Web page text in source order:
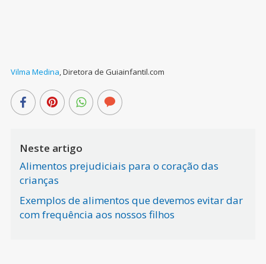
Vilma Medina,Diretora de Guiainfantil.com
Neste artigo
Alimentos prejudiciais para o coração das
crianças
Exemplos de alimentos que devemos evitar dar
com frequência aos nossos filhos